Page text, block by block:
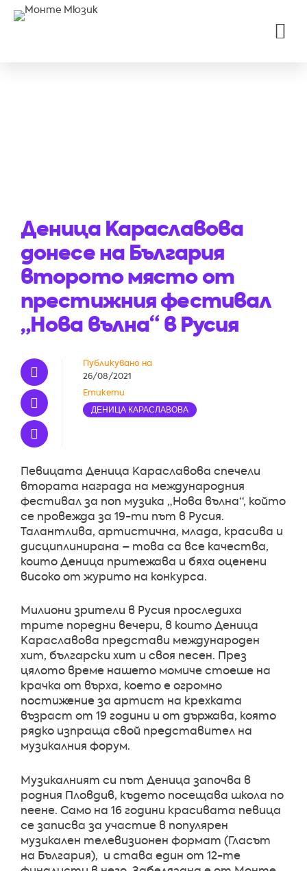
Деница Караславова
донесе на България
второто място от
престижния фестивал
„Нова вълна“ в Русия
Публикувано на
26/08/2021
Етикети
ДЕНИЦА КАРАСЛАВОВА
Певицата Деница Караславова спечели
втората награда на международния
фестивал за поп музика „Нова вълна“, който
се провежда за 19-ти път в Русия.
Талантлива, артистична, млада, красива и
дисциплинирана – това са все качества,
които Деница притежава и бяха оценени
високо от журито на конкурса.
Милиони зрители в Русия проследиха
трите поредни вечери, в които Деница
Караславова представи международен
хит, български хит и своя песен. През
цялото време нашето момиче стоеше на
крачка от върха, което е огромно
постижение за артист на крехката
възраст от 19 години и от държава, която
рядко изпраща свой представител на
музикалния форум.
Музикалният си път Деница започва в
родния Пловдив, където посещава школа по
пеене. Само на 16 години красивата певица
се записва за участие в популярен
музикален телевизионен формат (Гласът
на България), и става един от 12-те